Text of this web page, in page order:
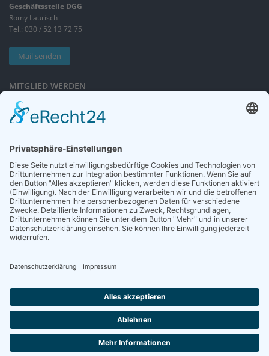
Geschäftsstelle DGG
Romy Laurisch
Tel.: 030 / 52 13 72 75
Mail senden
MITGLIED WERDEN
Sieben gute Gründe
für Ihre Mitgliedschaft
NEWSLETTER
Neuigkeiten rund um die Geriatrie und die DGG – regelmäßig in Ihrem
Postfach.
Die Zeitschrift für Gerontologie und Geriatrie informiert über Neues aus
unserem Fach.